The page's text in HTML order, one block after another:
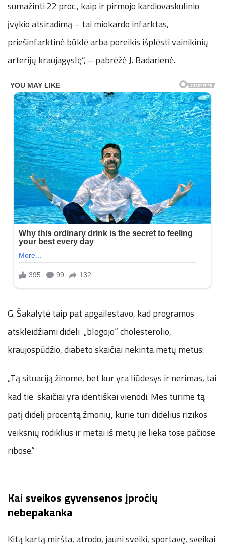
sumažinti 22 proc., kaip ir pirmojo kardiovaskulinio
įvykio atsiradimą – tai miokardo infarktas,
priešinfarktinė būklė arba poreikis išplėsti vainikinių
arterijų kraujagyslę“, – pabrėžė J. Badarienė.
G. Šakalytė taip pat apgailestavo, kad programos
atskleidžiami dideli „blogojo“ cholesterolio,
kraujospūdžio, diabeto skaičiai nekinta metų metus:
„Tą situaciją žinome, bet kur yra liūdesys ir nerimas, tai
kad tie skaičiai yra identiškai vienodi. Mes turime tą
patį didelį procentą žmonių, kurie turi didelius rizikos
veiksnių rodiklius ir metai iš metų jie lieka tose pačiose
ribose.“
Kai sveikos gyvensenos įpročių
nebepakanka
Kitą kartą miršta, atrodo, jauni sveiki, sportavę, sveikai